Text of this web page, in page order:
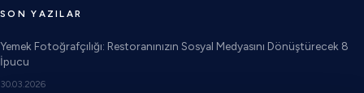
SON YAZILAR
Yemek Fotoğrafçılığı: Restoranınızın Sosyal Medyasını Dönüştürecek 8
İpucu
30.03.2026